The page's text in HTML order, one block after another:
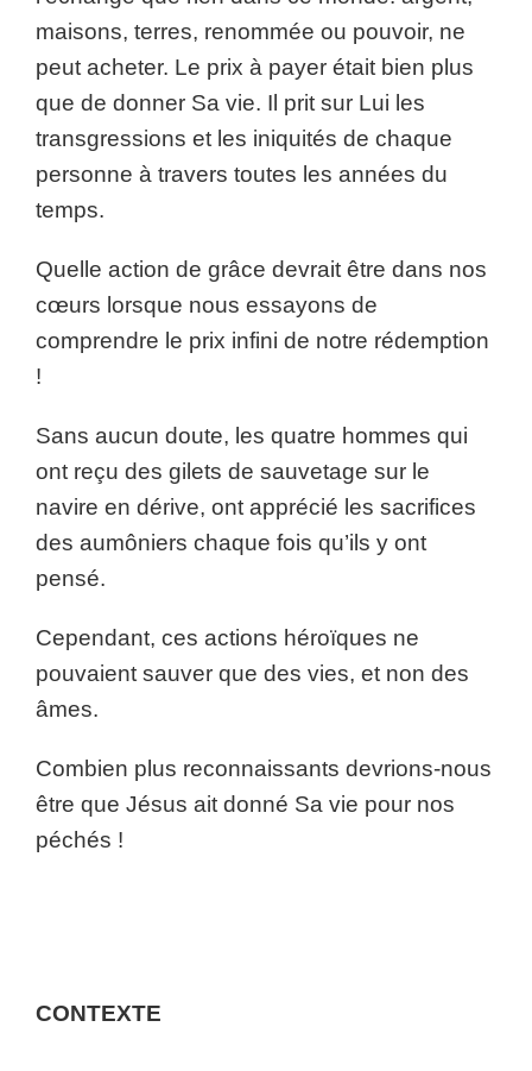
maisons, terres, renommée ou pouvoir, ne
peut acheter. Le prix à payer était bien plus
que de donner Sa vie. Il prit sur Lui les
transgressions et les iniquités de chaque
personne à travers toutes les années du
temps.
Quelle action de grâce devrait être dans nos
cœurs lorsque nous essayons de
comprendre le prix infini de notre rédemption
!
Sans aucun doute, les quatre hommes qui
ont reçu des gilets de sauvetage sur le
navire en dérive, ont apprécié les sacrifices
des aumôniers chaque fois qu’ils y ont
pensé.
Cependant, ces actions héroïques ne
pouvaient sauver que des vies, et non des
âmes.
Combien plus reconnaissants devrions-nous
être que Jésus ait donné Sa vie pour nos
péchés !
CONTEXTE